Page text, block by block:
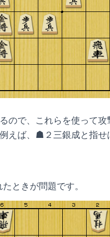
ので、これらを使って
えば、☗２三銀成と指せ
ときが問題です。